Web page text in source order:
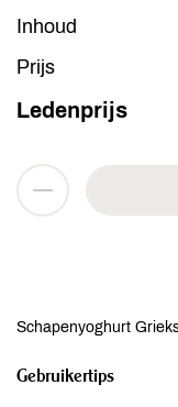
Inhoud
Prijs
Ledenprijs
Schapenyoghurt
Gebruikertips